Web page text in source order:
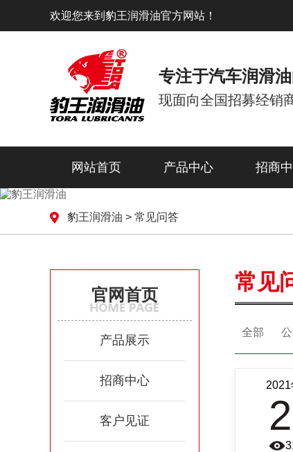
欢迎您来到豹王润滑油官方网站！
专注于汽车润滑
现面向全国招募经销
网站首页 产品中心 招商
豹王润滑油 > 常见问答
官网首页
产品展示
招商中心
客户见证
常见
全部
2021